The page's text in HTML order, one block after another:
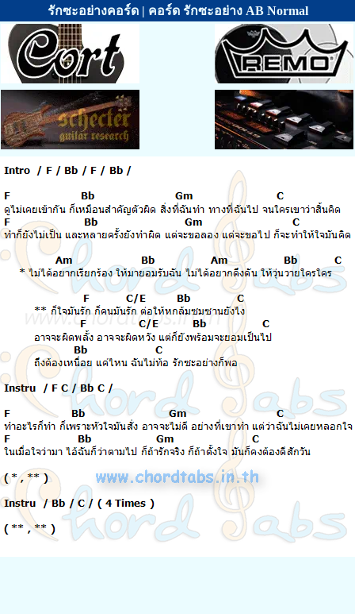
รักซะอย่างคอร์ด | คอร์ด รักซะอย่าง AB Normal